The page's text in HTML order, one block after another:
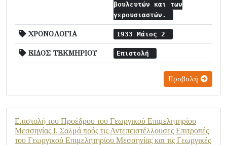
βουλευτών και των
γερουσιαστών.
ΧΡΟΝΟΛΟΓΙΑ 1933 Μάιος 2
ΕΙΔΟΣ ΤΕΚΜΗΡΙΟΥ Επιστολή
Προβολή
Επιστολή του Προέδρου του Γεωργικού Επιμελητηρίου
Μεσσηνίας Ι. Σαλμά πρός τις Αντεπειστέλλουσες Επιτροπές
του Γεωργικού Επιμελητηρίου Μεσσηνίας και τις Γεωργικές